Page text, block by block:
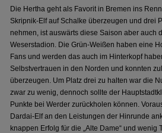
Die Hertha geht als Favorit in Bremen ins
Skripnik-Elf auf Schalke überzeugen und drei
nehmen, ist auswärts diese Saison aber auch
Weserstadion. Die Grün-Weißen haben eine
Fans und werden das auch im Hinterkopf
Selbstvertrauen in den Norden und konnten
überzeugen. Um Platz drei zu halten war die
zwar zu wenig, dennoch sollte der
Punkte bei Werder zurückholen können.
Dardai-Elf an den Leistungen der Hinrunde
knappen Erfolg für die „Alte Dame“ und wenig